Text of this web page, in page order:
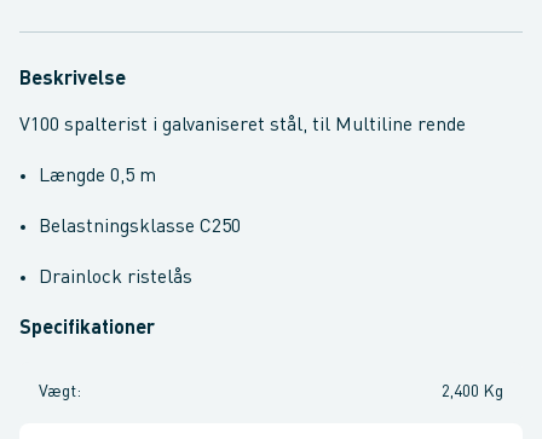
Beskrivelse
V100 spalterist i galvaniseret stål, til Multiline rende
Længde 0,5 m
Belastningsklasse C250
Drainlock ristelås
Specifikationer
Vægt: 2,400 Kg